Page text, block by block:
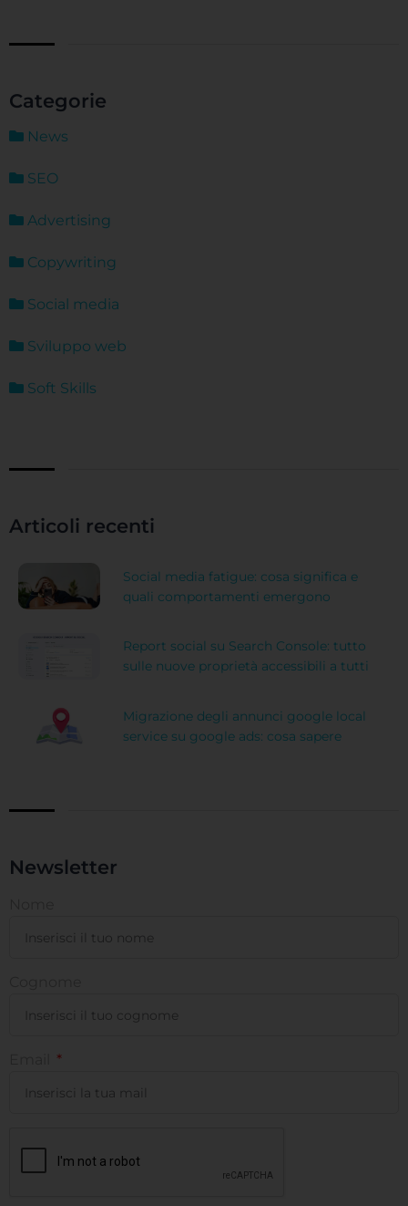
Categorie
News
SEO
Advertising
Copywriting
Social media
Sviluppo web
Soft Skills
Articoli recenti
Social media fatigue: cosa significa e
quali comportamenti emergono
Report social su Search Console: tutto
sulle nuove proprietà accessibili a tutti
Migrazione degli annunci google local
service su google ads: cosa sapere
Newsletter